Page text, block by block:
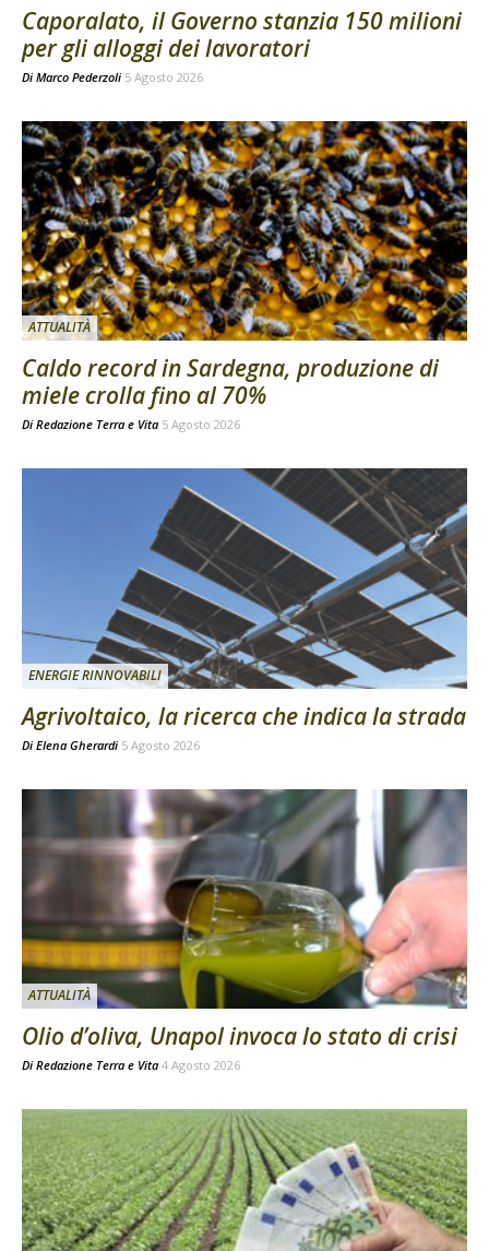
Caporalato, il Governo stanzia 150 milioni
per gli alloggi dei lavoratori
Di Marco Pederzoli 5 Agosto 2026
ATTUALITÀ
Caldo record in Sardegna, produzione di
miele crolla fino al 70%
Di Redazione Terra e Vita 5 Agosto 2026
ENERGIE RINNOVABILI
Agrivoltaico, la ricerca che indica la strada
Di Elena Gherardi 5 Agosto 2026
ATTUALITÀ
Olio d’oliva, Unapol invoca lo stato di crisi
Di Redazione Terra e Vita 4 Agosto 2026